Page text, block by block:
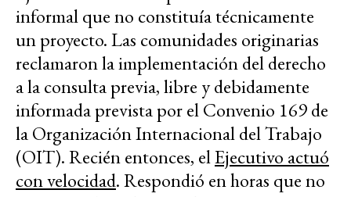
informal que no constituía técnicamente
un proyecto. Las comunidades originarias
reclamaron la implementación del derecho
a la consulta previa, libre y debidamente
informada prevista por el Convenio 169 de
la Organización Internacional del Trabajo
(OIT). Recién entonces, elEjecutivo actuó
con velocidad. Respondió en horas que no